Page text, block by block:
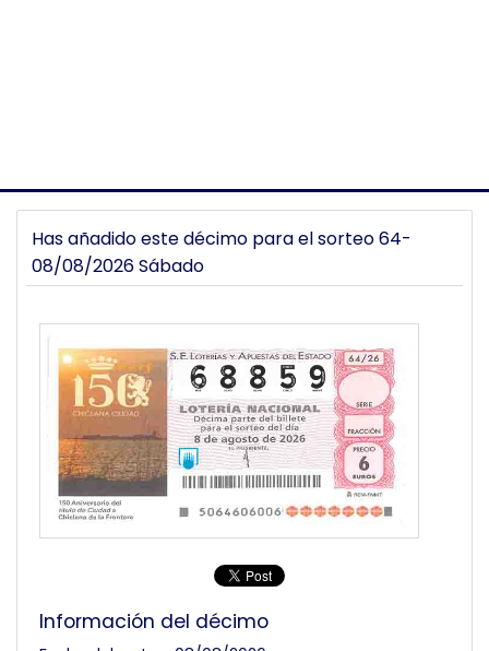
Has añadido este décimo para el sorteo 64-
08/08/2026 Sábado
Información del décimo